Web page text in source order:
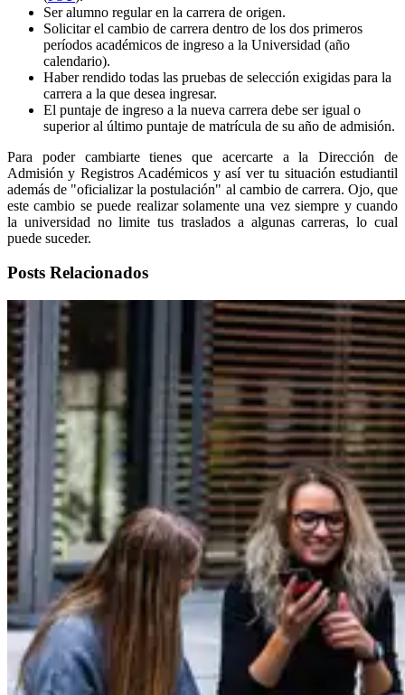
Ser alumno regular en la carrera de origen.
Solicitar el cambio de carrera dentro de los dos primeros
períodos académicos de ingreso a la Universidad (año
calendario).
Haber rendido todas las pruebas de selección exigidas para la
carrera a la que desea ingresar.
El puntaje de ingreso a la nueva carrera debe ser igual o
superior al último puntaje de matrícula de su año de admisión.
Para poder cambiarte tienes que acercarte a la Dirección de
Admisión y Registros Académicos y así ver tu situación estudiantil
además de "oficializar la postulación" al cambio de carrera. Ojo, que
este cambio se puede realizar solamente una vez siempre y cuando
la universidad no limite tus traslados a algunas carreras, lo cual
puede suceder.
Posts Relacionados